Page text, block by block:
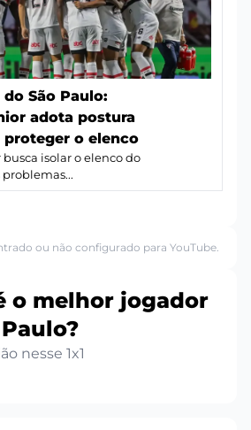
São Paulo:
adota postura
proteger o elenco
isolar o elenco do
problemas...
ou não configurado para YouTube.
o melhor jogador
nesse 1x1